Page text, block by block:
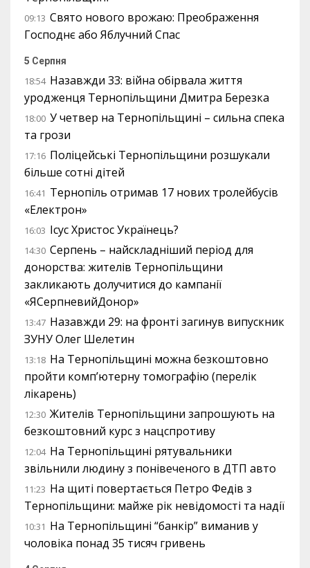
09:13 Свято нового врожаю: Преображення
Господнє або Яблучний Спас
5 Серпня
18:54 Назавжди 33: війна обірвала життя
уродженця Тернопільщини Дмитра Березка
18:00 У четвер на Тернопільщині – сильна спека
та грози
17:16 Поліцейські Тернопільщини розшукали
більше сотні дітей
16:41 Тернопіль отримав 17 нових тролейбусів
«Електрон»
16:03 Ісус Христос Українець?
14:30 Серпень – найскладніший період для
донорства: жителів Тернопільщини
закликають долучитися до кампанії
«ЯСерпневийДонор»
13:47 Назавжди 29: на фронті загинув випускник
ЗУНУ Олег Шелетин
13:18 На Тернопільщині можна безкоштовно
пройти комп’ютерну томографію (перелік
лікарень)
12:30 Жителів Тернопільщини запрошують на
безкоштовний курс з нацспротиву
12:04 На Тернопільщині рятувальники
звільнили людину з понівеченого в ДТП авто
11:23 На щиті повертається Петро Федів з
Тернопільщини: майже рік невідомості та надії
10:31 На Тернопільщині “банкір” виманив у
чоловіка понад 35 тисяч гривень